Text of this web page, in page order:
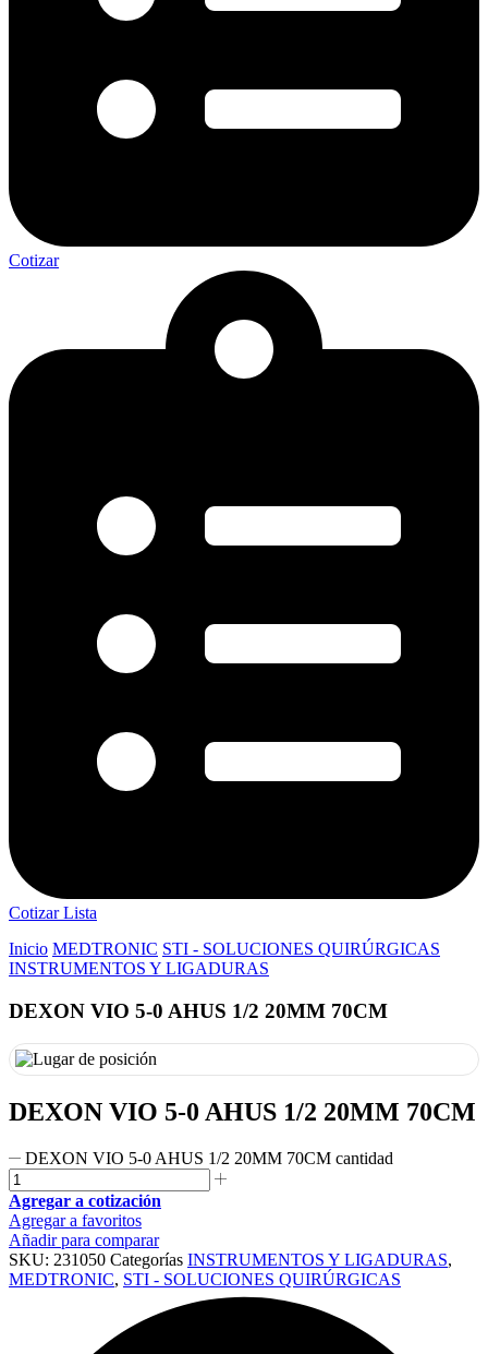
Cotizar
Cotizar Lista
Inicio MEDTRONIC STI - SOLUCIONES QUIRÚRGICAS
INSTRUMENTOS Y LIGADURAS
DEXON VIO 5-0 AHUS 1/2 20MM 70CM
DEXON VIO 5-0 AHUS 1/2 20MM 70CM
DEXON VIO 5-0 AHUS 1/2 20MM 70CM cantidad
Agregar a cotización
Agregar a favoritos
Añadir para comparar
SKU: 231050 Categorías INSTRUMENTOS Y LIGADURAS,
MEDTRONIC, STI - SOLUCIONES QUIRÚRGICAS